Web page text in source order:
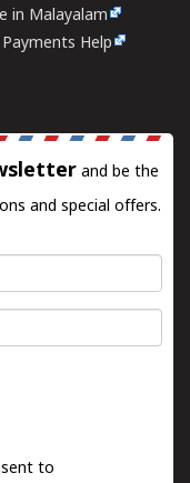
in Malayalam
Help
and be the
and special offers.
to